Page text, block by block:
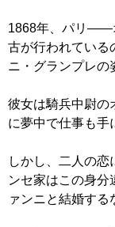
1868年、パリ――
古が行われている
ニ・グランプレの
彼女は騎兵中尉の
に夢中で仕事も手
しかし、二人の
ンセ家はこの身分
ァンニと結婚する